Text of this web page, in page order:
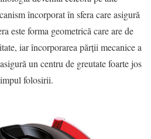
încorporat în sfera care asigură
este forma geometrică care are de
iar încorporarea părţii mecanice a
un centru de greutate foarte jos
folosirii.